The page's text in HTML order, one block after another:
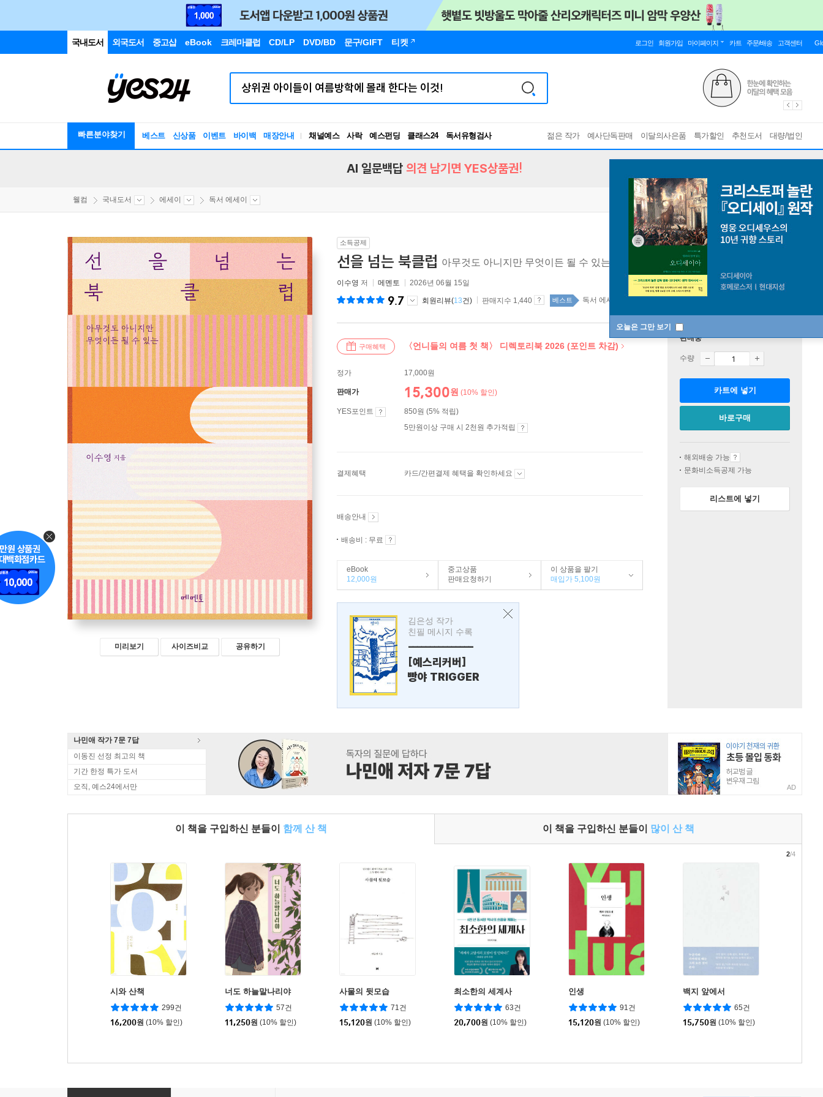
국내도서 외국도서 중고샵 eBook 크레마클럽 CD/LP DVD/BD 문구/GIFT 티켓 로그인 회원가입 마이페이지 카트 주문/배송 고객센터
빠른분야찾기 베스트 신상품 이벤트 바이백 매장안내 채널예스 사락 예스펀딩 클래스24
독서유형검사
RBTI Lab
젊은 작가 예사단독판매 이달의사은품 특가할인 추천도서 대량/법인
오늘은 그만 보기
AI 일문백답 의견 남기면 YES상품권!
웰컴 국내도서 에세이 독서 에세이
미리보기 사이즈비교 공유하기
소득공제
선을 넘는 북클럽 아무것도 아니지만 무엇이든 될 수 있는
이수영 저 메멘토 2026년 06월 15일
9.7 회원리뷰(13건) 판매지수 1,440 베스트 독서 에세이 25위
구매혜택 〈언니들의 여름 첫 책〉 디렉토리북 2026 (포인트 차감)
정가 17,000원
판매가 15,300원 (10% 할인)
YES포인트
850원 (5% 적립)
5만원이상 구매 시 2천원 추가적립
결제혜택 카드/간편결제 혜택을 확인하세요
배송안내
배송비 : 무료
eBook
12,000원
중고상품
판매요청하기
이 상품을 팔기
매입가 5,100원
김은성 작가
친필 메시지 수록
---------------
[예스리커버]
빵야 TRIGGER
판매중
수량
카트에 넣기
바로구매
해외배송 가능
문화비소득공제 가능
리스트에 넣기
나민애 작가 7문 7답
이동진 선정 최고의 책
기간 한정 특가 도서
오직, 예스24에서만
AD
이 책을 구입하신 분들이 함께 산 책 이 책을 구입하신 분들이 많이 산 책
시와 산책
299건
16,200원 (10% 할인)
너도 하늘말나리야
57건
11,250원 (10% 할인)
사물의 뒷모습
71건
15,120원 (10% 할인)
최소한의 세계사
63건
20,700원 (10% 할인)
인생
91건
15,120원 (10% 할인)
백지 앞에서
65건
15,750원 (10% 할인)
2/4